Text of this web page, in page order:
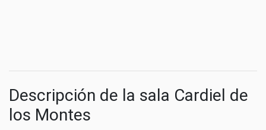
Descripción de la sala Cardiel de
los Montes